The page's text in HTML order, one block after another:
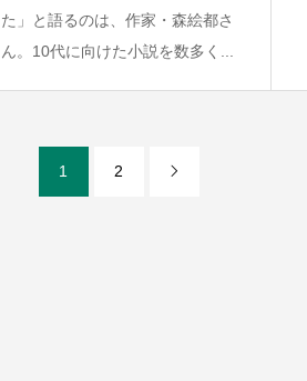
た」と語るのは、作家・森絵都さ
ん。10代に向けた小説を数多く...
1 2 